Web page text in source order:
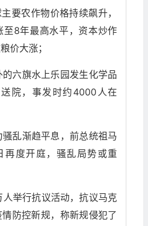
要农作物价格持续飙升，
至8年最高水平，资本炒作
价大涨；
六旗水上乐园发生化学品
院，事发时约4000人在
乱渐趋平息，前总统祖马
再度开庭，骚乱局势或重
举行抗议活动，抗议马克
防控新规，称新规侵犯了